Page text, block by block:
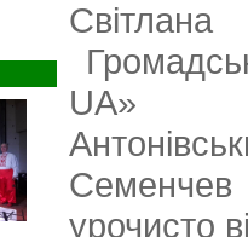
UA»
Семенчев
урочисто